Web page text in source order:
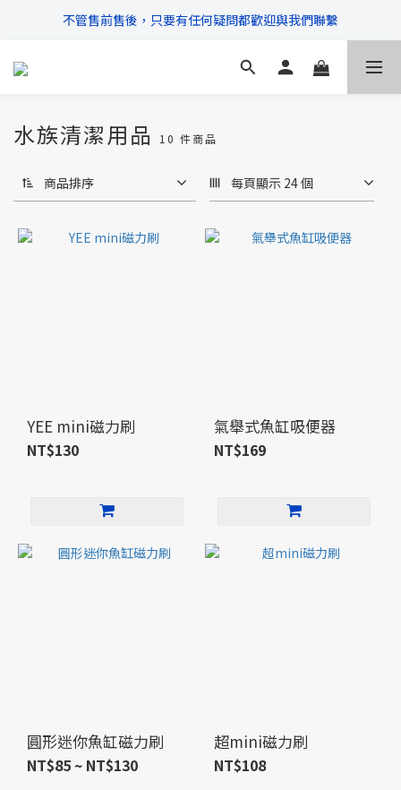
\ 超商滿$399免運!宅配滿$666免運 /
不管售前售後，只要有任何疑問都歡迎與我們聯繫
\ 超商滿$399免運!宅配滿$666免運 /
水族清潔用品 10 件商品
商品排序 每頁顯示 24 個
YEE mini磁力刷
NT$130
氣舉式魚缸吸便器
NT$169
圓形迷你魚缸磁力刷
NT$85 ~ NT$130
超mini磁力刷
NT$108